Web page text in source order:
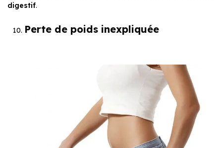
digestif.
Perte de poids inexpliquée